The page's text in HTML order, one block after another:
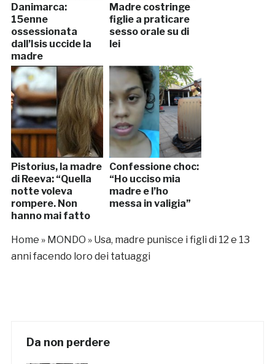
Danimarca:
15enne
ossessionata
dall’Isis uccide la
madre
Madre costringe
figlie a praticare
sesso orale su di
lei
Pistorius, la madre
di Reeva: “Quella
notte voleva
rompere. Non
hanno mai fatto
Confessione choc:
“Ho ucciso mia
madre e l’ho
messa in valigia”
Home » MONDO » Usa, madre punisce i figli di 12 e 13
anni facendo loro dei tatuaggi
Da non perdere